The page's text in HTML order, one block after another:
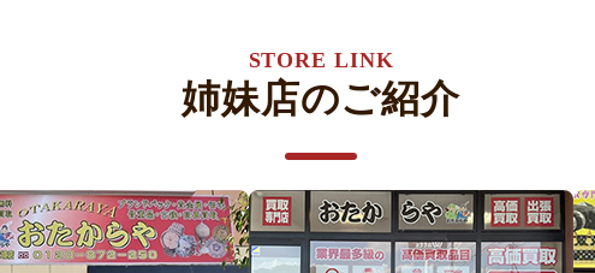
STORE LINK
姉妹店のご紹介